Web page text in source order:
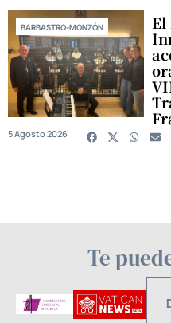
BARBASTRO-MONZÓN El
5 Agosto 2026
Te